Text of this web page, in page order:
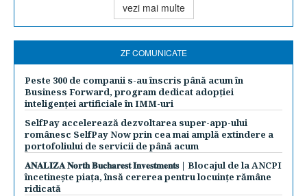
vezi mai multe
ZF COMUNICATE
Peste 300 de companii s-au înscris până acum în
Business Forward, program dedicat adopției
inteligenței artificiale în IMM-uri
SelfPay accelerează dezvoltarea super-app-ului
românesc SelfPay Now prin cea mai amplă extindere a
portofoliului de servicii de până acum
𝐀𝐍𝐀𝐋𝐈𝐙𝐀 𝐍𝐨𝐫𝐭𝐡 𝐁𝐮𝐜𝐡𝐚𝐫𝐞𝐬𝐭 𝐈𝐧𝐯𝐞𝐬𝐭𝐦𝐞𝐧𝐭𝐬 | Blocajul de la ANCPI
încetinește piața, însă cererea pentru locuințe rămâne
ridicată